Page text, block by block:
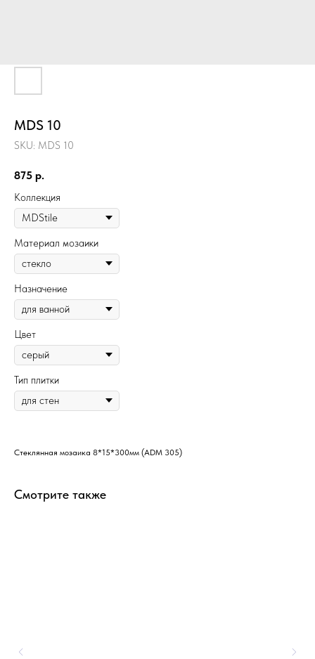
MDS 10
SKU: MDS 10
875 р.
Коллекция
Материал мозаики
Назначение
Цвет
Тип плитки
Стеклянная мозаика 8*15*300мм (ADM 305)
Смотрите также